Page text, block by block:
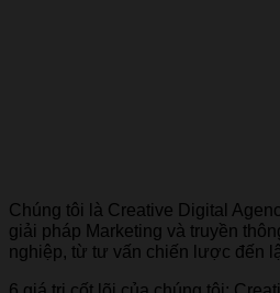
Chúng tôi là Creative Digital
giải pháp Marketing và truyền
nghiệp, từ tư vấn chiến lược đến